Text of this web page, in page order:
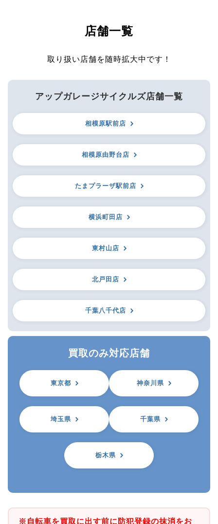
店舗一覧
取り扱い店舗を随時拡大中です！
アップガレージサイクルズ店舗一覧
相模原駅前店
相模原由野台店
たまプラーザ駅前店
横浜町田店
東村山店
北戸田店
千葉八千代店
買取のみ対応店舗
東京都 神奈川県
埼玉県 千葉県
栃木県
※自転車を買取に出す前に防犯登録の抹消をお